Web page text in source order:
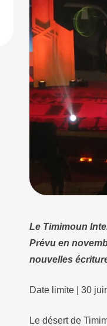
Le Timimoun
Prévu en
nouvelles
Date limite | 30
Le désert de